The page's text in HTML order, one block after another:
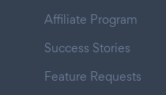
Affiliate Program
Success Stories
Feature Requests